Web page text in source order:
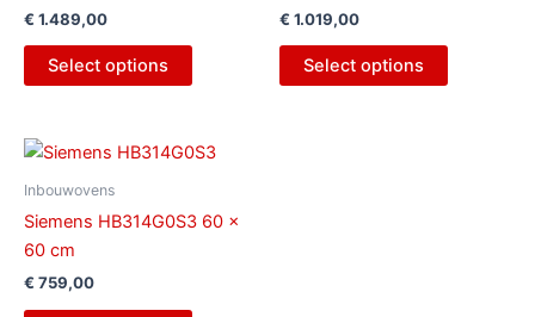
€ 1.489,00
Select options
€ 1.019,00
Select options
Inbouwovens
Siemens HB314G0S3 60 x
60 cm
€ 759,00